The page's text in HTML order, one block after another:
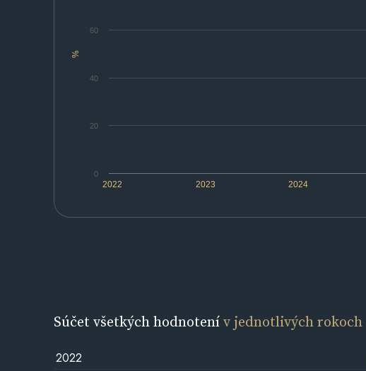
%
2022 2023 2024
0
20
40
60
Súčet všetkých hodnotenív jednotlivých rokoch
2022